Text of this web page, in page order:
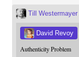
Till Westermayer
David Revoy
Authenticity Problem